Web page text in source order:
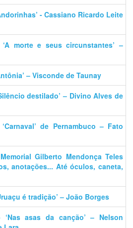
- Cassiano Ricardo Leite
morte e seus circunstantes’ –
– Visconde de Taunay
destilado’ – Divino Alves de
de Pernambuco – Fato
Gilberto Mendonça Teles
anotações... Até óculos, caneta,
é tradição’ – João Borges
‘Nas asas da canção’ – Nelson